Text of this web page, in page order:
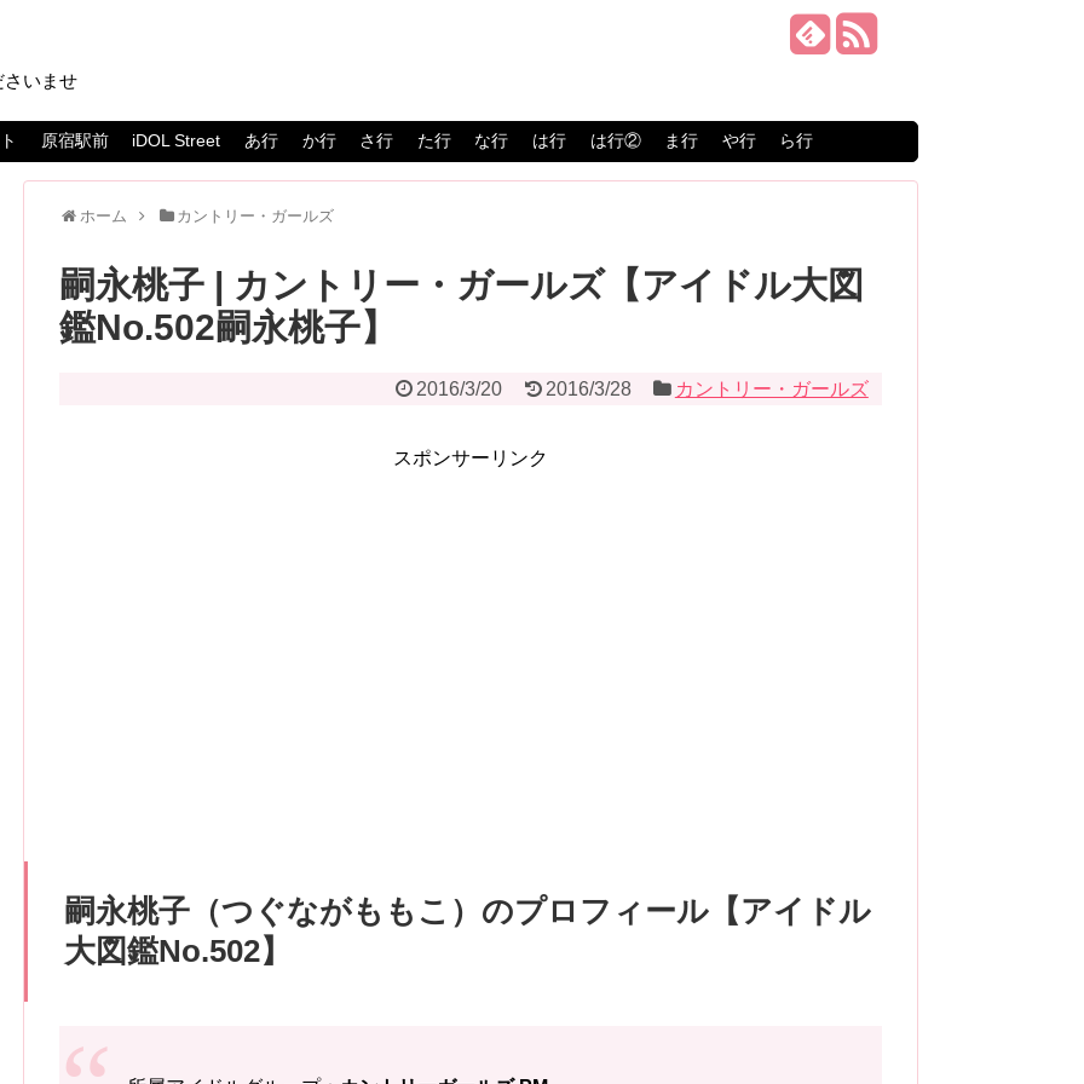
さいませ
原宿駅前 iDOL Street あ行 か行 さ行 た行 な行 は行 は行② ま行 や行 ら行
ホーム カントリー・ガールズ
嗣永桃子 | カントリー・ガールズ【アイドル大図
鑑No.502嗣永桃子】
2016/3/20 2016/3/28 カントリー・ガールズ
スポンサーリンク
嗣永桃子（つぐながももこ）のプロフィール【アイドル
大図鑑No.502】